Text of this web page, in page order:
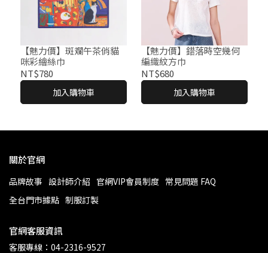
【魅力價】斑斕午茶俏貓
咪彩繪絲巾
NT$780
加入購物車
【魅力價】錯落時空幾何
編織紋方巾
NT$680
加入購物車
關於官網
品牌故事 設計師介紹 官網VIP會員制度 常見問題 FAQ
全台門市據點 制服訂製
官網客服資訊
客服專線：04-2316-9527